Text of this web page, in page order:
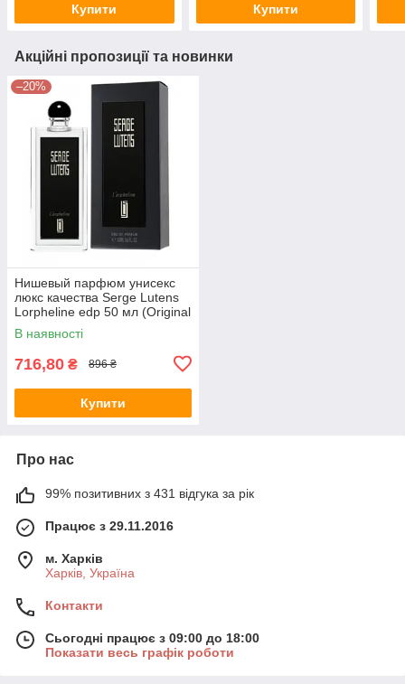
Купити Купити
Акційні пропозиції та новинки
–20%
Нишевый парфюм унисекс
люкс качества Serge Lutens
Lorpheline edp 50 мл (Original
Quality)
В наявності
716,80 ₴ 896 ₴
Купити
Про нас
99% позитивних з 431 відгука за рік
Працює з 29.11.2016
м. Харків
Харків, Україна
Контакти
Сьогодні працює з 09:00 до 18:00
Показати весь графік роботи